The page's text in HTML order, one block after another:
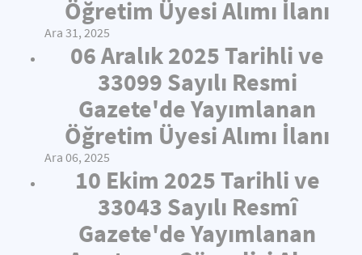
Öğretim Üyesi Alımı İlanı
Ara 31, 2025
06 Aralık 2025 Tarihli ve
33099 Sayılı Resmi
Gazete'de Yayımlanan
Öğretim Üyesi Alımı İlanı
Ara 06, 2025
10 Ekim 2025 Tarihli ve
33043 Sayılı Resmî
Gazete'de Yayımlanan